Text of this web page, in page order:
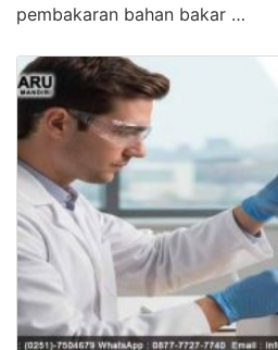
pembakaran bahan bakar …